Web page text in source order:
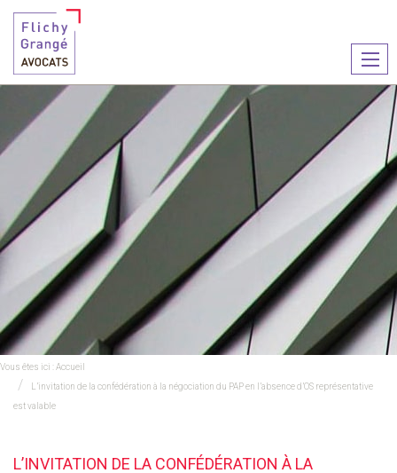
le
Vous êtes ici :Accueil
L’invitation de la confédération à la négociation du PAP en l’absence d’OS représentative
est valable
L’INVITATION DE LA CONFÉDÉRATION À LA